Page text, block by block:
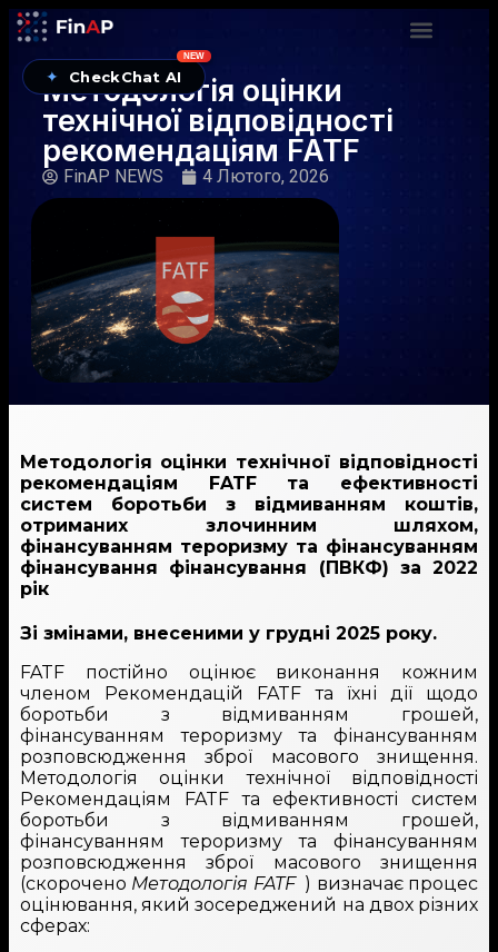
✦ CheckChat AI
NEW
Методологія оцінки
технічної відповідності
рекомендаціям FATF
FinAP NEWS 4 Лютого, 2026
Методологія оцінки технічної відповідності
рекомендаціям FATF та ефективності
систем боротьби з відмиванням коштів,
отриманих злочинним шляхом,
фінансуванням тероризму та фінансуванням
фінансування фінансування (ПВКФ) за 2022
рік
Зі змінами, внесеними у грудні 2025 року.
FATF постійно оцінює виконання кожним
членом Рекомендацій FATF та їхні дії щодо
боротьби з відмиванням грошей,
фінансуванням тероризму та фінансуванням
розповсюдження зброї масового знищення.
Методологія оцінки технічної відповідності
Рекомендаціям FATF та ефективності систем
боротьби з відмиванням грошей,
фінансуванням тероризму та фінансуванням
розповсюдження зброї масового знищення
(скорочено Методологія FATF ) визначає процес
оцінювання, який зосереджений на двох різних
сферах: